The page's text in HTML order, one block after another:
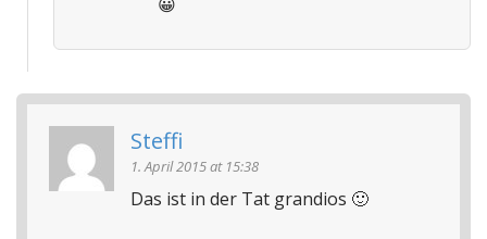
Steffi
1. April 2015 at 15:38
Das ist in der Tat grandios 🙂